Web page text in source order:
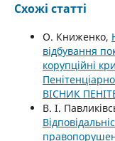
Схожі статті
О. Книженко,
відбування
корупційні
ВІСНИК
В. І.